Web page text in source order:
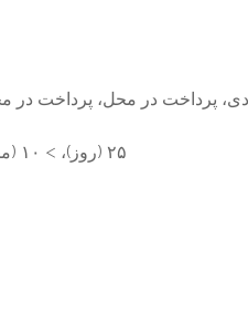
پرداخت در محل، پرداخت در
۱-۱۰ (مجموعه): ۲۵ (روز)، > ۱۰ (مجموعه): قابل مذاکره (روز)